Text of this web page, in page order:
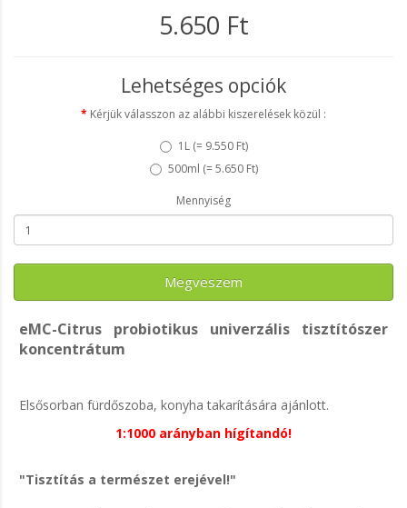
5.650 Ft
Lehetséges opciók
Kérjük válasszon az alábbi kiszerelések közül :
1L (= 9.550 Ft)
500ml (= 5.650 Ft)
Mennyiség
Megveszem
eMC-Citrus probiotikus univerzális tisztítószer
koncentrátum
Elsősorban fürdőszoba, konyha takarítására ajánlott.
1:1000 arányban hígítandó!
"Tisztítás a természet erejével!"